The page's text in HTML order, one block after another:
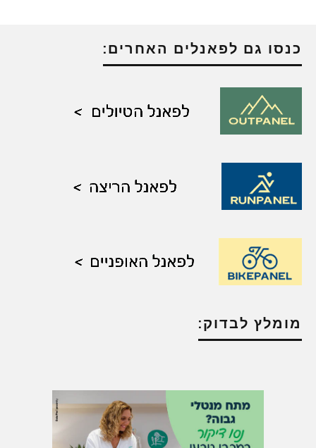
כנסו גם לפאנלים האחרים:
מומלץ לבדוק: